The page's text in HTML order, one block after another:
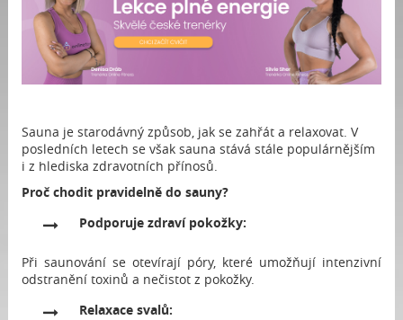
Sauna je starodávný způsob, jak se zahřát a relaxovat. V
posledních letech se však sauna stává stále populárnějším
i z hlediska zdravotních přínosů.
Proč chodit pravidelně do sauny?
Podporuje zdraví pokožky:
Při saunování se otevírají póry, které umožňují intenzivní
odstranění toxinů a nečistot z pokožky.
Relaxace svalů: